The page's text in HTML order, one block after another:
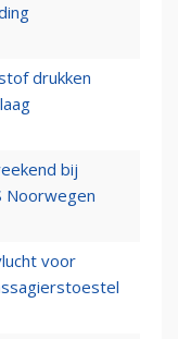
drukken
bij
Noorwegen
voor